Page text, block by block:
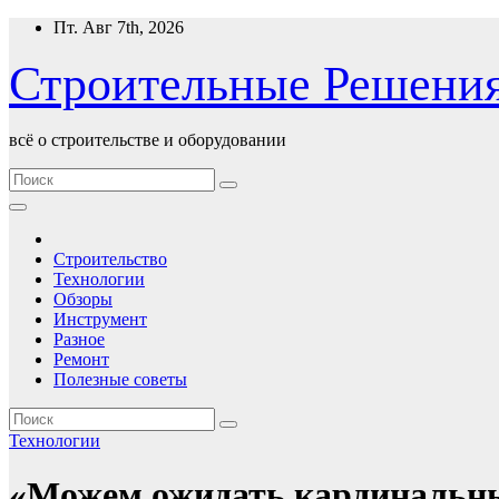
Перейти
содержимому
Пт. Авг 7th, 2026
Строительные
всё о строительстве и оборудовании
Строительство
Технологии
Обзоры
Инструмент
Разное
Ремонт
Полезные советы
Технологии